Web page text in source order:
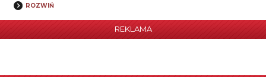
ROZWIŃ
REKLAMA